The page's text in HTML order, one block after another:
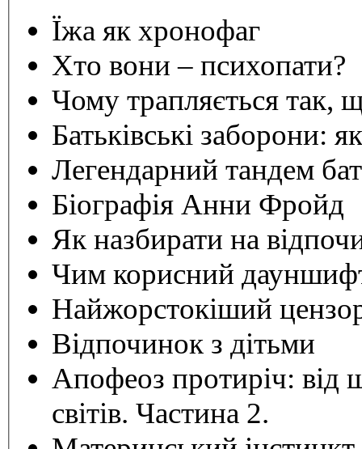
Їжа як хронофаг
Хто вони – психопати?
Чому трапляється так,
Батьківські заборони:
Легендарний тандем
Біографія Анни Фройд
Як назбирати на
Чим корисний
Найжорстокіший
Відпочинок з дітьми
Апофеоз протиріч: від
світів. Частина 2.